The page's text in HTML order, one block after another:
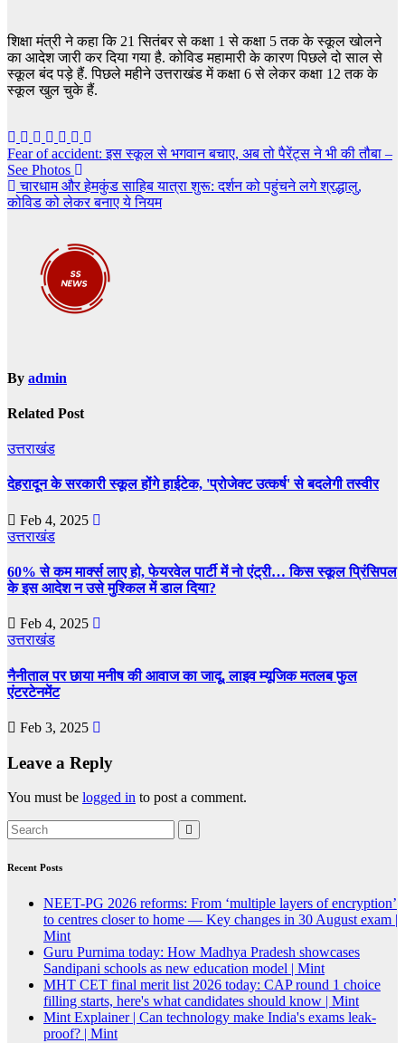
शिक्षा मंत्री ने कहा कि 21 सितंबर से कक्षा 1 से कक्षा 5 तक के स्कूल खोलने
का आदेश जारी कर दिया गया है. कोविड महामारी के कारण पिछले दो साल से
स्कूल बंद पड़े हैं. पिछले महीने उत्तराखंड में कक्षा 6 से लेकर कक्षा 12 तक के
स्कूल खुल चुके हैं.
Post
navigation
Fear of accident: इस स्कूल से भगवान बचाए, अब तो पैरेंट्स ने भी की तौबा –
See Photos
चारधाम और हेमकुंड साहिब यात्रा शुरू: दर्शन को पहुंचने लगे श्रद्धालु,
कोविड को लेकर बनाए ये नियम
By admin
Related Post
उत्तराखंड
देहरादून के सरकारी स्कूल होंगे हाईटेक, 'प्रोजेक्ट उत्कर्ष' से बदलेगी तस्वीर
Feb 4, 2025
उत्तराखंड
60% से कम मार्क्‍स लाए हो, फेयरवेल पार्टी में नो एंट्री… किस स्‍कूल प्र‍िंसिपल
के इस आदेश न उसे मुश्किल में डाल दिया?
Feb 4, 2025
उत्तराखंड
नैनीताल पर छाया मनीष की आवाज का जादू, लाइव म्यूजिक मतलब फुल
एंटरटेनमेंट
Feb 3, 2025
Leave a Reply
You must be logged in to post a comment.
Recent Posts
NEET-PG 2026 reforms: From ‘multiple layers of encryption’
to centres closer to home — Key changes in 30 August exam |
Mint
Guru Purnima today: How Madhya Pradesh showcases
Sandipani schools as new education model | Mint
MHT CET final merit list 2026 today: CAP round 1 choice
filling starts, here's what candidates should know | Mint
Mint Explainer | Can technology make India's exams leak-
proof? | Mint